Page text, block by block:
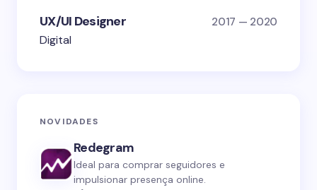
UX/UI Designer 2017 — 2020
Digital
NOVIDADES
Redegram
Ideal para comprar seguidores e
impulsionar presença online.